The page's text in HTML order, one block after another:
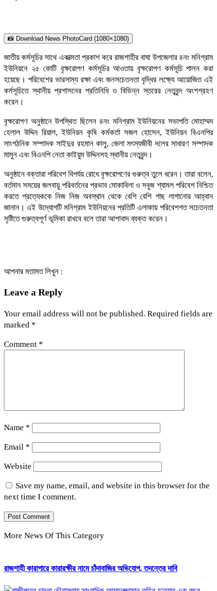
📸 Download News PhotoCard (1080×1080)
জাতীয় কর্মসূচির সাথে একাত্মতা প্রকাশ করে রাজশাহীর বাঘা উপজেলার ৪নং মনিগ্রাম
ইউনিয়নে ২৫ কোটি বৃক্ষরোপণ কর্মসূচির আওতায় বৃক্ষরোপণ কর্মসূচি পালন করা
হয়েছে। পরিবেশের ভারসাম্য রক্ষা এবং জনসচেতনতা বৃদ্ধির লক্ষ্যে আয়োজিত এই
কর্মসূচিতে স্থানীয় প্রশাসনের প্রতিনিধি ও বিভিন্ন স্তরের নেতৃবৃন্দ অংশগ্রহণ
করেন।
বৃক্ষরোপণ অনুষ্ঠানে উপস্থিত ছিলেন ৪নং মনিগ্রাম ইউনিয়নের সভাপতি মোহাম্মদ
হেলাল উদ্দিন রিয়াল, ইউনিয়ন কৃষি কর্মকর্তা সজল হোসেন, ইউনিয়ন বিএনপির
সাংগঠনিক সম্পাদক সাইদুর রহমান কালু, জেলা মৎস্যজীবী দলের সাধারণ সম্পাদক
মামুন এবং বিএনপি নেতা কাইয়ুম উদ্দিনসহ স্থানীয় নেতৃবৃন্দ।
অনুষ্ঠানে বক্তারা পরিবেশ বিপর্যয় রোধে বৃক্ষরোপণের গুরুত্ব তুলে ধরেন। তারা বলেন,
বর্তমান সময়ের জলবায়ু পরিবর্তনের প্রভাব মোকাবিলা ও সবুজ শ্যামল পরিবেশ নিশ্চিত
করতে প্রত্যেককে নিজ নিজ অবস্থান থেকে বেশি বেশি গাছ লাগানোর আহ্বান
জানান। এই উদ্যোগটি মনিগ্রাম ইউনিয়নের প্রতিটি এলাকায় পরিবেশগত সচেতনতা
সৃষ্টিতে গুরুত্বপূর্ণ ভূমিকা রাখবে বলে তারা আশাবাদ ব্যক্ত করেন।
আপনার মতামত লিখুন :
Leave a Reply
Your email address will not be published. Required fields are
marked *
Comment *
Name *
Email *
Website
Save my name, email, and website in this browser for the
next time I comment.
More News Of This Category
রাজশাহী কারাগারে কারারক্ষীর নামে চাঁদাবাজির অভিযোগ, তদন্তের দাবি